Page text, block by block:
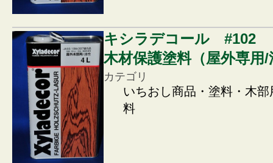
キシラデコール #102
木材保護塗料（屋外専
カテゴリ
いちおし商品・塗料・木
料